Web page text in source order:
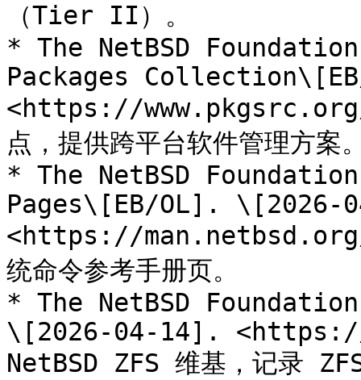
（Tier II）。
* The NetBSD
Packages
<https://www.pkgsrc.org/
点，提供跨平台软件管理方案
* The NetBSD
Pages\[EB/OL]. \[2026-
<https://
统命令参考手册页。
* The NetBSD
\[2026-04-14].
NetBSD ZFS 维基，记录